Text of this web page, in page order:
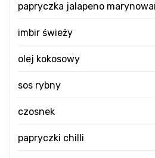
papryczka jalapeno
imbir świeży
olej kokosowy
sos rybny
czosnek
papryczki chilli